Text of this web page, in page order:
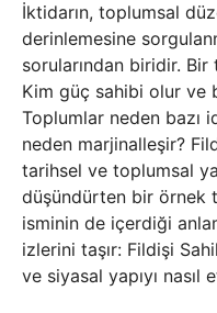
İktidarın, toplumsal
derinlemesine
sorularından biridir.
Kim güç sahibi olur ve
Toplumlar neden bazı
neden marjinalleşir?
tarihsel ve toplumsal
düşündürten bir örnek
isminin de içerdiği
izlerini taşır: Fildişi
ve siyasal yapıyı nasıl